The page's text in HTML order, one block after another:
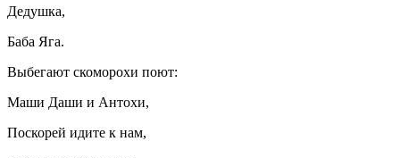
Дедушка,
Баба Яга.
Выбегают скоморохи поют:
Маши Даши и Антохи,
Поскорей идите к нам,